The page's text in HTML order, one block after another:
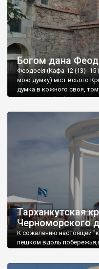
Богом дана
Феодосія (Кафа-12 (13) -15
мою думку) міст всього
думка в кожного своя,
запрошую відвідати це
Тарханкутская
Черноморского
К сожалению настоящей
пешком вдоль